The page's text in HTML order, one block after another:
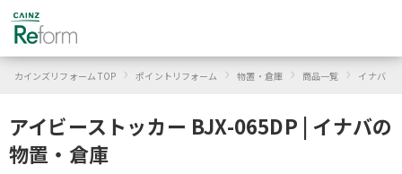
カインズリフォーム TOP › ポイントリフォーム › 物置・倉庫 › 商品一覧 › イナバ
アイビーストッカー BJX-065DP | イナバの
物置・倉庫